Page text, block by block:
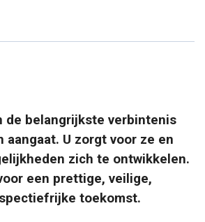
de belangrijkste verbintenis
aangaat. U zorgt voor ze en
zich te ontwikkelen.
een prettige, veilige,
toekomst.